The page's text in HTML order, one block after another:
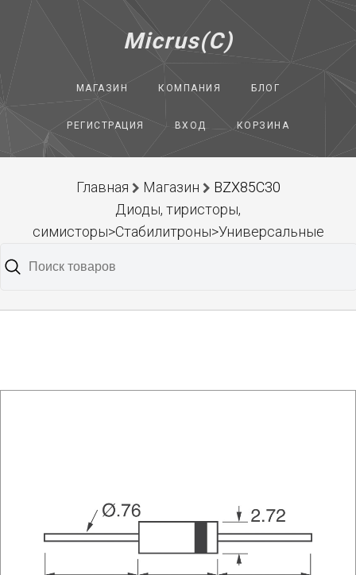
Micrus(C)
МАГАЗИН КОМПАНИЯ БЛОГ
РЕГИСТРАЦИЯ ВХОД КОРЗИНА
Главная Магазин
BZX85C30
Диоды, тиристоры,
симисторы>Стабилитроны>Универсальные